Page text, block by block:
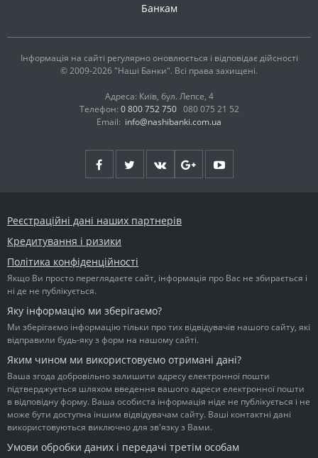
Банкам
Інформація на сайті регулярно оновлюється і відповідає дійсності
© 2009-2026 "Наші Банки". Всі права захищені.
Адреса: Київ, бул. Лепсе, 4
Телефон: 0 800 752 750 080 075 21 52
Email: info@nashibanki.com.ua
Реєстраційні дані наших партнерів
Кредитування і ризики
Політика конфіденційності
Якщо Ви просто переглядаєте сайт, інформація про Вас не збирається і
ні де не публікується.
Яку інформацію ми зберігаємо?
Ми зберігаємо інформацію тільки про тих відвідувачів нашого сайту, які
відправили будь-яку з форм на нашому сайті.
Яким чином ми використовуємо отримані дані?
Ваша згода добровільно залишити адресу електронної пошти
підтверджується шляхом введення вашого адреси електронної пошти
в відповідну форму. Ваша особиста інформація ніде не публікується і не
може бути доступна іншим відвідувачам сайту. Ваші контактні дані
використовуються виключно для зв'язку з Вами.
Умови обробки даних і передачі третім особам